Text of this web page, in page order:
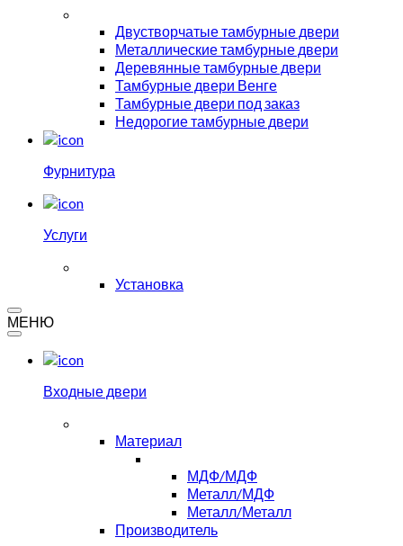
Двустворчатые тамбурные двери
Металлические тамбурные двери
Деревянные тамбурные двери
Тамбурные двери Венге
Тамбурные двери под заказ
Недорогие тамбурные двери
Фурнитура
Услуги
Установка
МЕНЮ
Входные двери
Материал
МДФ/МДФ
Металл/МДФ
Металл/Металл
Производитель